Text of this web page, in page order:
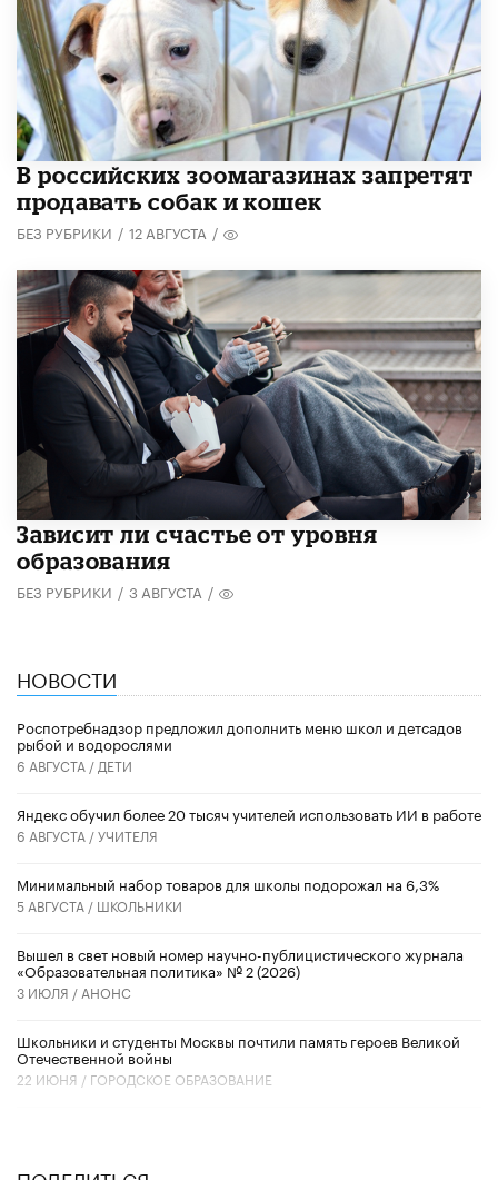
В российских зоомагазинах запретят
продавать собак и кошек
БЕЗ РУБРИКИ / 12 АВГУСТА /
Зависит ли счастье от уровня
образования
БЕЗ РУБРИКИ / 3 АВГУСТА /
НОВОСТИ
Роспотребнадзор предложил дополнить меню школ и детсадов
рыбой и водорослями
6 АВГУСТА / ДЕТИ
​Яндекс обучил более 20 тысяч учителей использовать ИИ в работе
6 АВГУСТА /УЧИТЕЛЯ
Минимальный набор товаров для школы подорожал на 6,3%
5 АВГУСТА / ШКОЛЬНИКИ
Вышел в свет новый номер научно-публицистического журнала
«Образовательная политика» № 2 (2026)
3 ИЮЛЯ / АНОНС
Школьники и студенты Москвы почтили память героев Великой
Отечественной войны
22 ИЮНЯ / ГОРОДСКОЕ ОБРАЗОВАНИЕ